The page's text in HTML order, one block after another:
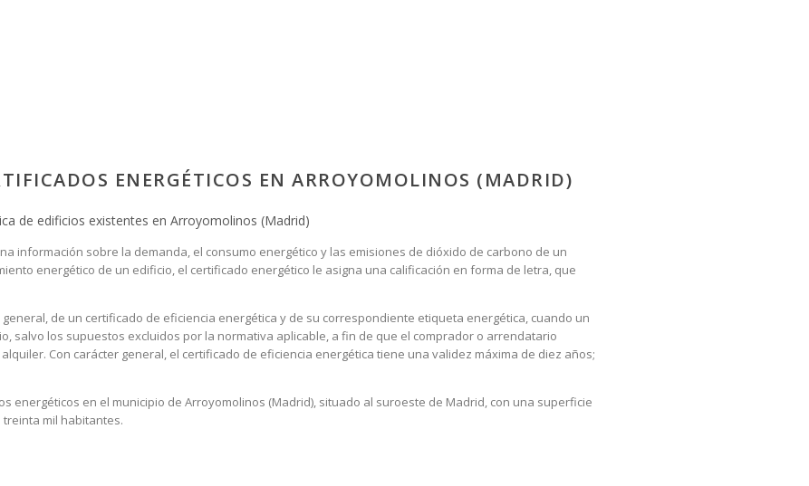
ENERGÉTICOS EN ARROYOMOLINOS (MADRID)
de edificios existentes en Arroyomolinos (Madrid)
información sobre la demanda, el consumo energético y las emisiones de dióxido de carbono de un
energético de un edificio, el certificado energético le asigna una calificación en forma de letra, que
de un certificado de eficiencia energética y de su correspondiente etiqueta energética, cuando un
salvo los supuestos excluidos por la normativa aplicable, a fin de que el comprador o arrendatario
Con carácter general, el certificado de eficiencia energética tiene una validez máxima de diez años;
en el municipio de Arroyomolinos (Madrid), situado al suroeste de Madrid, con una superficie
mil habitantes.